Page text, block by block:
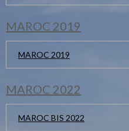
MAROC 2019
MAROC 2019
MAROC 2022
MAROC BIS 2022